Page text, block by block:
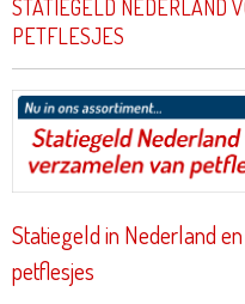
STATIEGELD NEDERLAND
PETFLESJES
Statiegeld in Nederland
petflesjes